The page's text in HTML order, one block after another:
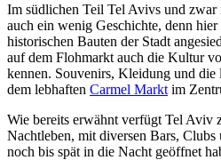
Im südlichen Teil Tel Avivs und zwar
auch ein wenig Geschichte, denn
historischen Bauten der Stadt
auf dem Flohmarkt auch die Kultur
kennen. Souvenirs, Kleidung und
dem lebhaften Carmel Markt im
Wie bereits erwähnt verfügt Tel Aviv
Nachtleben, mit diversen Bars, Clubs
noch bis spät in die Nacht geöffnet